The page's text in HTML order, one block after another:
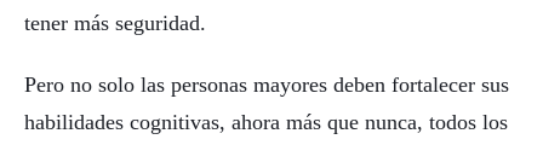
tener más seguridad.
Pero no solo las personas mayores deben fortalecer sus
habilidades cognitivas, ahora más que nunca, todos los